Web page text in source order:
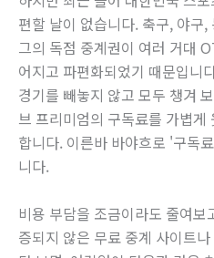
편할 날이 없습니다. 축구, 야구
그의 독점 중계권이 여러 거대
어지고 파편화되었기 때문입니
경기를 빼놓지 않고 모두 챙겨
브 프리미엄의 구독료를 가볍
합니다. 이른바 바야흐로 '구독
니다.
비용 부담을 조금이라도 줄여
증되지 않은 무료 중계 사이트